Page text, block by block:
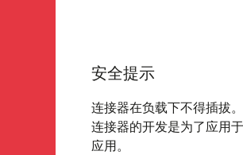
安全提示
连接器在负载下不得插拔
连接器的开发是为了应用
应用。